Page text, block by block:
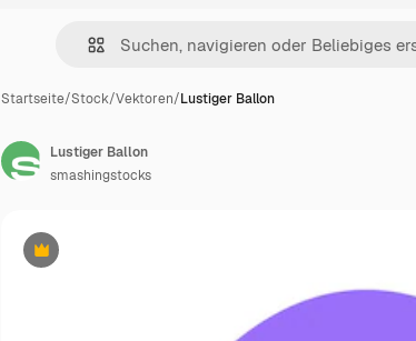
Startseite/Stock/Vektoren/Lustiger Ballon
Premium
Lustiger Ballon
smashingstocks